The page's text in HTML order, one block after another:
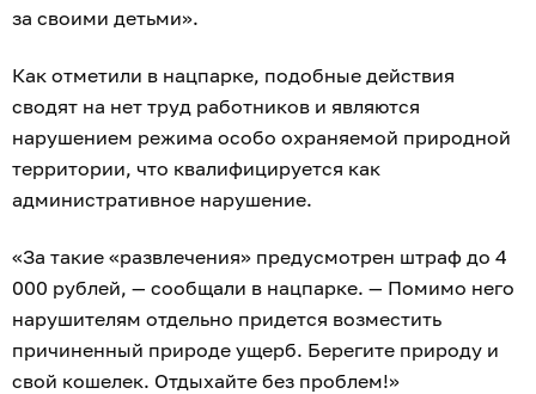
за своими детьми».
Как отметили в нацпарке, подобные действия
сводят на нет труд работников и являются
нарушением режима особо охраняемой природной
территории, что квалифицируется как
административное нарушение.
«За такие «развлечения» предусмотрен штраф до 4
000 рублей, — сообщали в нацпарке. — Помимо него
нарушителям отдельно придется возместить
причиненный природе ущерб. Берегите природу и
свой кошелек. Отдыхайте без проблем!»